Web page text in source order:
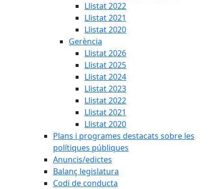
Llistat 2022
Llistat 2021
Llistat 2020
Gerència
Llistat 2026
Llistat 2025
Llistat 2024
Llistat 2023
Llistat 2022
Llistat 2021
Llistat 2020
Plans i programes destacats sobre les
polítiques públiques
Anuncis/edictes
Balanç legislatura
Codi de conducta